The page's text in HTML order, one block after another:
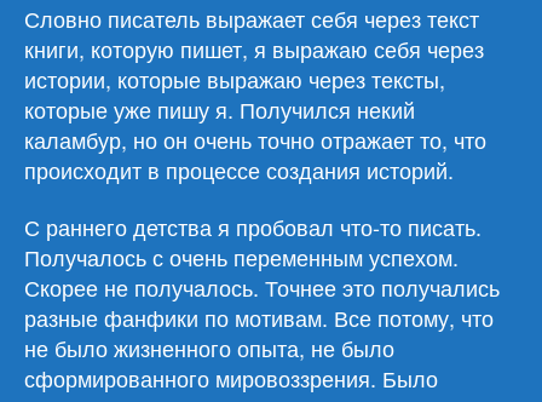
Словно писатель выражает себя через текст
книги, которую пишет, я выражаю себя через
истории, которые выражаю через тексты,
которые уже пишу я. Получился некий
каламбур, но он очень точно отражает то, что
происходит в процессе создания историй.
С раннего детства я пробовал что-то писать.
Получалось с очень переменным успехом.
Скорее не получалось. Точнее это получались
разные фанфики по мотивам. Все потому, что
не было жизненного опыта, не было
сформированного мировоззрения. Было